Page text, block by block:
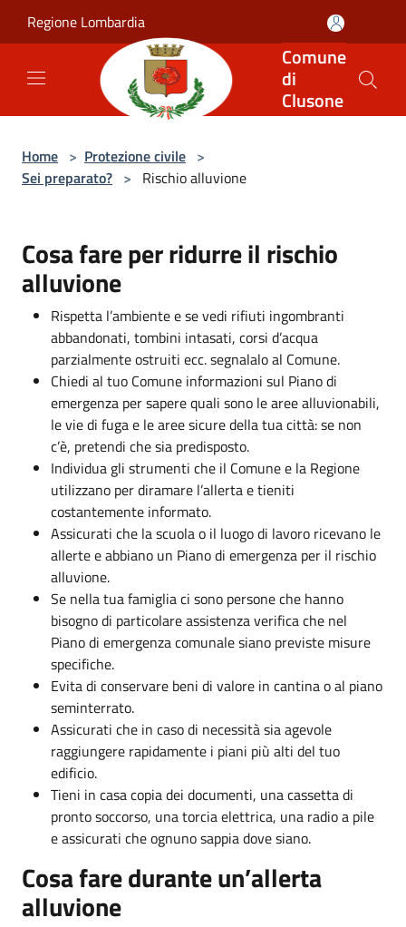
Regione Lombardia
Comune
di
Clusone
Home > Protezione civile >
Sei preparato? > Rischio alluvione
Cosa fare per ridurre il rischio
alluvione
Rispetta l’ambiente e se vedi rifiuti ingombranti
abbandonati, tombini intasati, corsi d’acqua
parzialmente ostruiti ecc. segnalalo al Comune.
Chiedi al tuo Comune informazioni sul Piano di
emergenza per sapere quali sono le aree alluvionabili,
le vie di fuga e le aree sicure della tua città: se non
c’è, pretendi che sia predisposto.
Individua gli strumenti che il Comune e la Regione
utilizzano per diramare l’allerta e tieniti
costantemente informato.
Assicurati che la scuola o il luogo di lavoro ricevano le
allerte e abbiano un Piano di emergenza per il rischio
alluvione.
Se nella tua famiglia ci sono persone che hanno
bisogno di particolare assistenza verifica che nel
Piano di emergenza comunale siano previste misure
specifiche.
Evita di conservare beni di valore in cantina o al piano
seminterrato.
Assicurati che in caso di necessità sia agevole
raggiungere rapidamente i piani più alti del tuo
edificio.
Tieni in casa copia dei documenti, una cassetta di
pronto soccorso, una torcia elettrica, una radio a pile
e assicurati che ognuno sappia dove siano.
Cosa fare durante un’allerta
alluvione